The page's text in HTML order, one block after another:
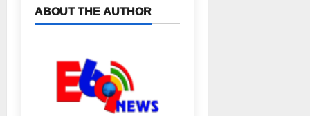
ABOUT THE AUTHOR